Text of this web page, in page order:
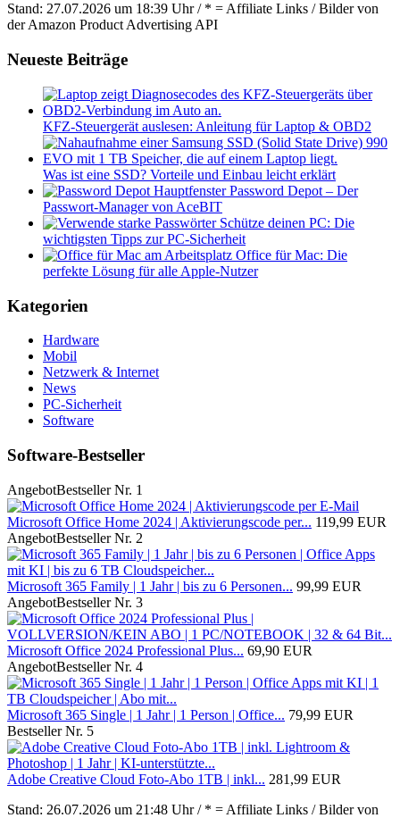
Stand: 27.07.2026 um 18:39 Uhr / * = Affiliate Links / Bilder von
der Amazon Product Advertising API
Neueste Beiträge
KFZ-Steuergerät auslesen: Anleitung für Laptop & OBD2
Was ist eine SSD? Vorteile und Einbau leicht erklärt
Password Depot – Der
Passwort-Manager von AceBIT
Schütze deinen PC: Die
wichtigsten Tipps zur PC-Sicherheit
Office für Mac: Die
perfekte Lösung für alle Apple-Nutzer
Kategorien
Hardware
Mobil
Netzwerk & Internet
News
PC-Sicherheit
Software
Software-Bestseller
AngebotBestseller Nr. 1
Microsoft Office Home 2024 | Aktivierungscode per... 119,99 EUR
AngebotBestseller Nr. 2
Microsoft 365 Family | 1 Jahr | bis zu 6 Personen... 99,99 EUR
AngebotBestseller Nr. 3
Microsoft Office 2024 Professional Plus... 69,90 EUR
AngebotBestseller Nr. 4
Microsoft 365 Single | 1 Jahr | 1 Person | Office... 79,99 EUR
Bestseller Nr. 5
Adobe Creative Cloud Foto-Abo 1TB | inkl... 281,99 EUR
Stand: 26.07.2026 um 21:48 Uhr / * = Affiliate Links / Bilder von